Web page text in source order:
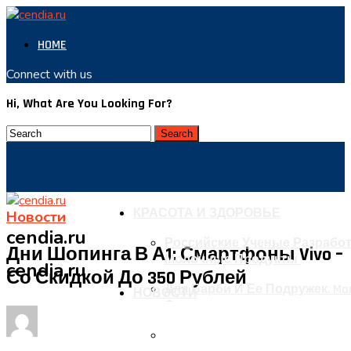
HOME
Connect with us
Hi, What Are You Looking For?
cendia.ru
cendia.ru
Российские Ученые
Молочные Продукты
Для Барби И Ее Подружек.
НОВОСТИ
Новости
Дни Шопинга В А1: Смартфоны Vivo –
Со Скидкой До 350 Рублей